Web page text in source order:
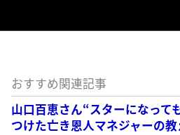
おすすめ関連記事
山口百恵さん“スターになって
つけた亡き恩人マネジャーの教